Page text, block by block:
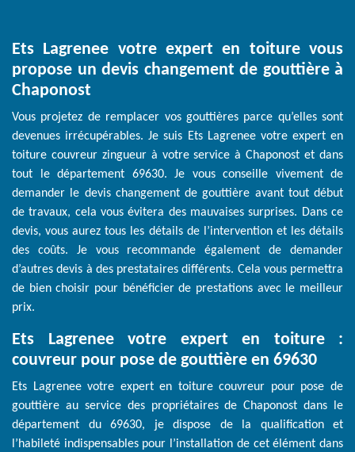
Ets Lagrenee votre expert en toiture vous
propose un devis changement de gouttière à
Chaponost
Vous projetez de remplacer vos gouttières parce qu’elles sont
devenues irrécupérables. Je suis Ets Lagrenee votre expert en
toiture couvreur zingueur à votre service à Chaponost et dans
tout le département 69630. Je vous conseille vivement de
demander le devis changement de gouttière avant tout début
de travaux, cela vous évitera des mauvaises surprises. Dans ce
devis, vous aurez tous les détails de l’intervention et les détails
des coûts. Je vous recommande également de demander
d’autres devis à des prestataires différents. Cela vous permettra
de bien choisir pour bénéficier de prestations avec le meilleur
prix.
Ets Lagrenee votre expert en toiture :
couvreur pour pose de gouttière en 69630
Ets Lagrenee votre expert en toiture couvreur pour pose de
gouttière au service des propriétaires de Chaponost dans le
département du 69630, je dispose de la qualification et
l’habileté indispensables pour l’installation de cet élément dans